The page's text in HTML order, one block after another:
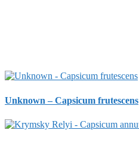
Unknown – Capsicum frutescens